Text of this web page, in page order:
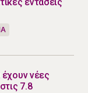
εντάσεις
νέες
7.8